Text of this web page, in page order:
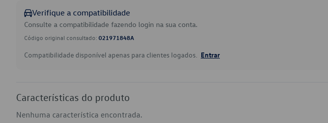
Verifique a compatibilidade
Consulte a compatibilidade fazendo login na sua conta.
Código original consultado: 021971848A
Compatibilidade disponível apenas para clientes logados. Entrar
Características do produto
Nenhuma característica encontrada.